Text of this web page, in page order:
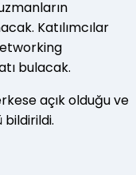
Katılımcılar
bulacak.
açık olduğu ve
bildirildi.